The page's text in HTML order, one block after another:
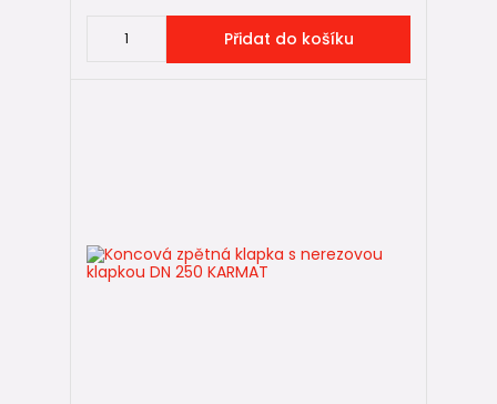
Přidat do košíku